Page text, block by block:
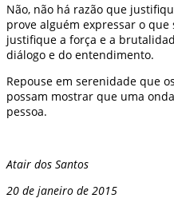
Não, não há razão que
prove alguém expressar o
justifique a força e a
diálogo e do entendimento.
Repouse em serenidade que
possam mostrar que uma
pessoa.
Atair dos Santos
20 de janeiro de 2015